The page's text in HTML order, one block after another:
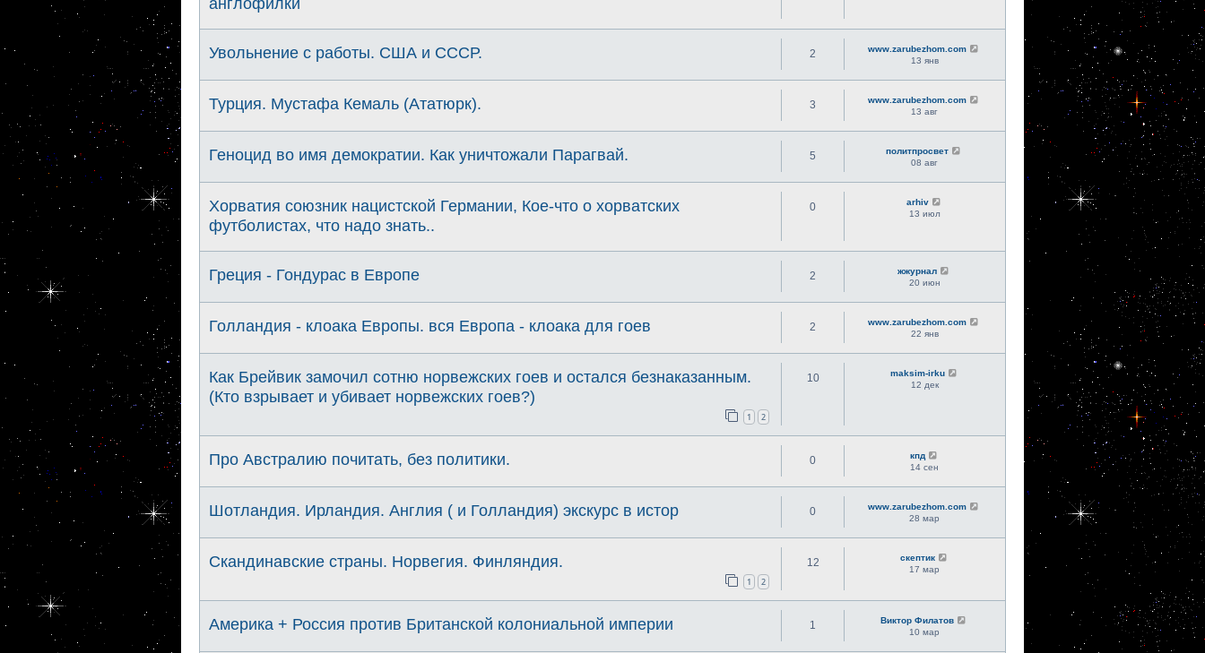
Увольнение с работы. США и СССР. 2
www.zarubezhom.com
13 янв
Турция. Мустафа Кемаль (Ататюрк). 3
www.zarubezhom.com
13 авг
Геноцид во имя демократии. Как уничтожали Парагвай. 5
политпросвет
08 авг
Хорватия союзник нацистской Германии, Кое-что о хорватских
футболистах, что надо знать..
0
arhiv
13 июл
Греция - Гондурас в Европе 2
жжурнал
20 июн
Голландия - клоака Европы. вся Европа - клоака для гоев 2
www.zarubezhom.com
22 янв
Как Брейвик замочил сотню норвежских гоев и остался безнаказанным.
(Кто взрывает и убивает норвежских гоев?)
1 2
10
maksim-irku
12 дек
Про Австралию почитать, без политики. 0
кпд
14 сен
Шотландия. Ирландия. Англия ( и Голландия) экскурс в истор 0
www.zarubezhom.com
28 мар
Cкандинавские страны. Норвегия. Финляндия.
1 2
12
скептик
17 мар
Америка + Россия против Британской колониальной империи 1
Виктор Филатов
10 мар